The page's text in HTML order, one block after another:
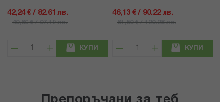
42,24 € / 82.61 лв.
49,69 € / 97.19 лв.
КУПИ
46,13 € / 90.22 лв.
61,50 € / 120.28 лв.
КУПИ